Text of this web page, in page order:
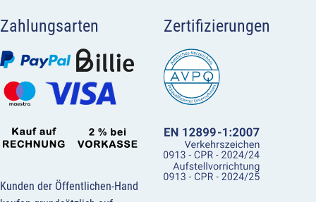
Zahlungsarten
Kunden der Öffentlichen-Hand
Zertifizierungen